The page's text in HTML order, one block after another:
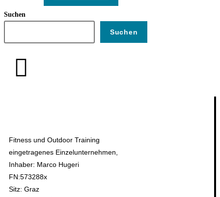
Suchen
Suchen
Fitness und Outdoor Training
eingetragenes Einzelunternehmen,
Inhaber: Marco Hugeri
FN:573288x
Sitz: Graz